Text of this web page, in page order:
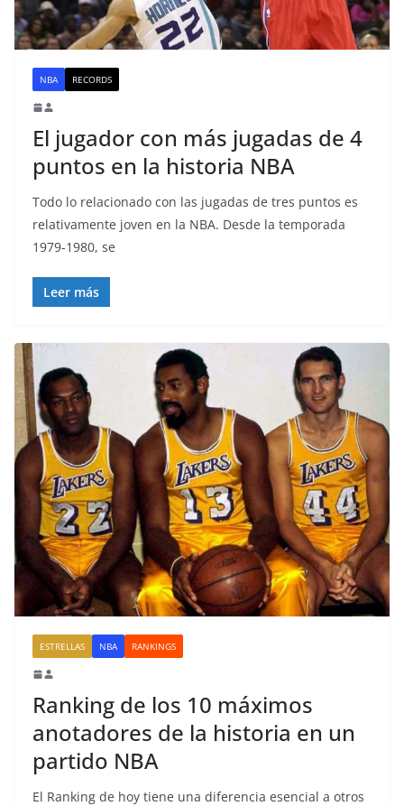
NBA RECORDS
El jugador con más jugadas de 4
puntos en la historia NBA
Todo lo relacionado con las jugadas de tres puntos es
relativamente joven en la NBA. Desde la temporada
1979-1980, se
Leer más
ESTRELLAS NBA RANKINGS
Ranking de los 10 máximos
anotadores de la historia en un
partido NBA
El Ranking de hoy tiene una diferencia esencial a otros